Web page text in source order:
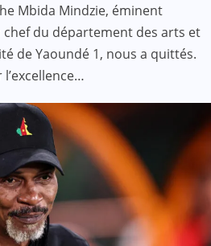
Mbida Mindzie, éminent
du département des arts et
de Yaoundé 1, nous a quittés.